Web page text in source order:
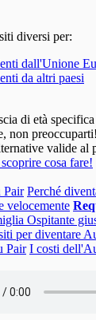
diversi per:
dall'Unione
da altri paesi
di età
non preoccuparti!
valide al
cosa fare!
Pair Perché
velocemente
Ospitante
per diventare
Pair I costi